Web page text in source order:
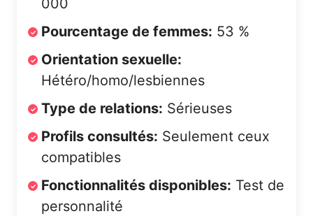
000
Pourcentage de femmes: 53 %
Orientation sexuelle:
Hétéro/homo/lesbiennes
Type de relations: Sérieuses
Profils consultés: Seulement ceux
compatibles
Fonctionnalités disponibles: Test de
personnalité